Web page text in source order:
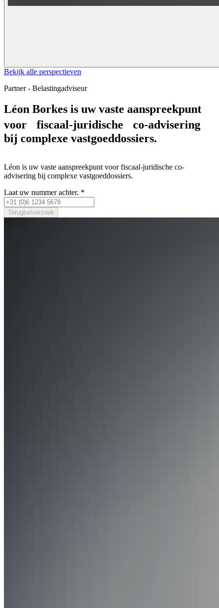
Bekijk alle perspectieven
Partner - Belastingadviseur
Léon Borkes is uw vaste aanspreekpunt
voor fiscaal-juridische co-advisering
bij complexe vastgoeddossiers.
Léon is uw vaste aanspreekpunt voor fiscaal-juridische co-
advisering bij complexe vastgoeddossiers.
Laat uw nummer achter. *
Terugbelverzoek